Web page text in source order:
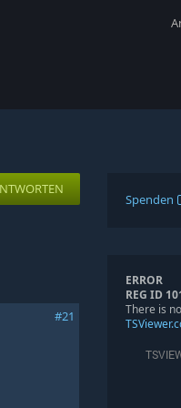
#21
Spenden
ERROR
REG ID
There is